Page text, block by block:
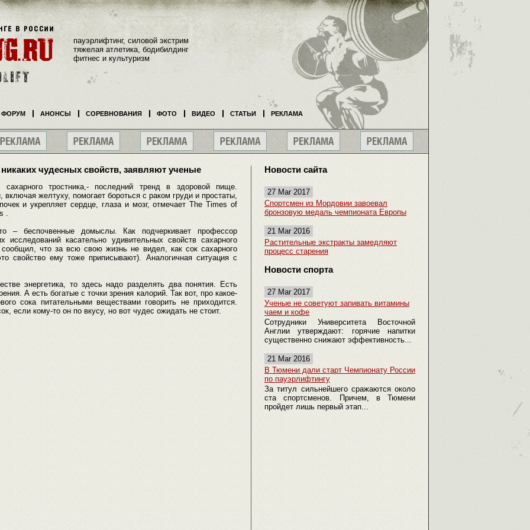
чудесных свойств, заявляют ученые
тростника,- последний тренд в здоровой пище.
включая желтуху, помогает бороться с раком груди и простаты,
и укрепляет сердце, глаза и мозг, отмечает The Times of
.
– беспочвенные домыслы. Как подчеркивает профессор
касательно удивительных свойств сахарного
что за всю свою жизнь не видел, как сок сахарного
свойство ему тоже приписывают). Аналогичная ситуация с
энергетика, то здесь надо разделять два понятия. Есть
А есть богатые с точки зрения калорий. Так вот, про какое-
сока питательными веществами говорить не приходится.
если кому-то он по вкусу, но вот чудес ожидать не стоит.
Новости сайта
27 Mar 2017
Спортсмен из Мордовии завоевал
бронзовую медаль чемпионата Европы
21 Mar 2016
Растительные экстракты замедляют
процесс старения
Новости спорта
27 Mar 2017
Ученые не советуют запивать витамины
чаем и кофе
Сотрудники Университета Восточной
Англии утверждают: горячие напитки
существенно снижают эффективность...
21 Mar 2016
В Тюмени дали старт Чемпионату России
по пауэрлифтингу
За титул сильнейшего сражаются около
ста спортсменов. Причем, в Тюмени
пройдет лишь первый этап...
пауэрлифтинг, силовой экстрим
тяжелая атлетика, бодибилдинг
фитнес и культуризм
ФОРУМ АНОНСЫ СОРЕВНОВАНИЯ ФОТО ВИДЕО СТАТЬИ РЕКЛАМА